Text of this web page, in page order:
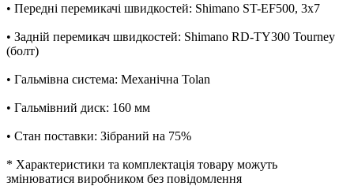
• Передні перемикачі швидкостей: Shimano ST-EF500, 3x7
• Задній перемикач швидкостей: Shimano RD-TY300 Tourney
(болт)
• Гальмівна система: Механічна Tolan
• Гальмівний диск: 160 мм
• Стан поставки: Зібраний на 75%
* Характеристики та комплектація товару можуть
змінюватися виробником без повідомлення